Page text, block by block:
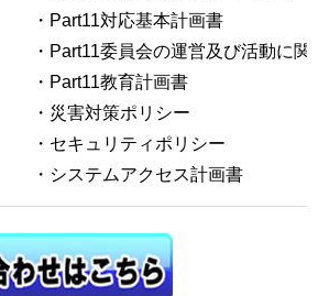
・Part11対応基本計画書
・Part11委員会の運営及び活動に関
・Part11教育計画書
・災害対策ポリシー
・セキュリティポリシー
・システムアクセス計画書